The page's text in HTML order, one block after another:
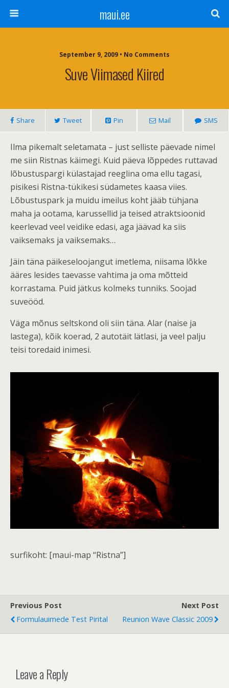
maui.ee
September 9, 2009 • No Comments
Suve Viimased Kiired
Share Tweet Pin Mail SMS
Ilma pikemalt seletamata – just selliste päevade nimel
me siin Ristnas käimegi. Kuid päeva lõppedes ruttavad
lõbustuspargi külastajad reeglina oma ellu tagasi,
pisikesi Ristna-tükikesi südametes kaasa viies.
Lõbustuspark ja muidu imeilus koht jääb tühjana
maha ja ootama, karussellid ja teised atraktsioonid
keerlevad veel veidike edasi, aga jäävad ka siis
vaiksemaks ja vaiksemaks…
Jäin täna päikeseloojangut imetlema, niisama lõkke
ääres lesides taevasse vahtima ja oma mõtteid
korrastama. Puid jätkus kolmeks tunniks. Soojad
suveööd.
Väga mõnus seltskond oli siin täna. Alar (naise ja
lastega), kõik koerad, 2 autotäit lätlasi, ja veel palju
teisi toredaid inimesi.
surfikoht: [maui-map “Ristna”]
Previous Post
Formulauimede Test Pirital
Next Post
Reunion Wave Classic 2009
Leave a Reply